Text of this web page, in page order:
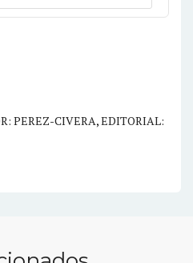
PEREZ-CIVERA,EDITORIAL: